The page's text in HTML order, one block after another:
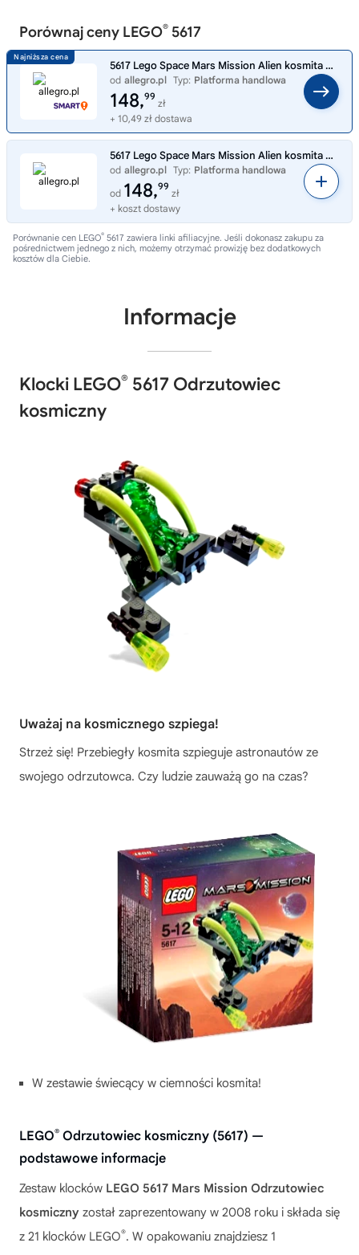
Porównaj ceny LEGO® 5617
5617 Lego Space Mars Mission Alien kosmita UFO minifigurka MISB 2008
od allegro.pl Typ: Platforma handlowa
148,99
zł
+ 10,49 zł dostawa
5617 Lego Space Mars Mission Alien kosmita UFO minifigurka MISB 2008
od allegro.pl Typ: Platforma handlowa
od 148,99
zł
+ koszt dostawy
Porównanie cen LEGO® 5617 zawiera linki afiliacyjne. Jeśli dokonasz zakupu za
pośrednictwem jednego z nich, możemy otrzymać prowizję bez dodatkowych
kosztów dla Ciebie.
Informacje
Klocki LEGO® 5617 Odrzutowiec
kosmiczny
Uważaj na kosmicznego szpiega!
Strzeż się! Przebiegły kosmita szpieguje astronautów ze
swojego odrzutowca. Czy ludzie zauważą go na czas?
W zestawie świecący w ciemności kosmita!
LEGO® Odrzutowiec kosmiczny (5617) —
podstawowe informacje
Zestaw klocków LEGO 5617 Mars Mission Odrzutowiec
kosmiczny został zaprezentowany w 2008 roku i składa się
z 21 klocków LEGO®. W opakowaniu znajdziesz 1